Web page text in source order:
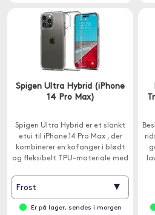
Spigen Ultra Hybrid (iPhone
14 Pro Max)
Spigen Ultra Hybrid er et slankt
etui til iPhone 14 Pro Max , der
kombinerer en kofanger i blødt
og fleksibelt TPU-materiale med
Frost ▾
Er på lager, sendes i morgen